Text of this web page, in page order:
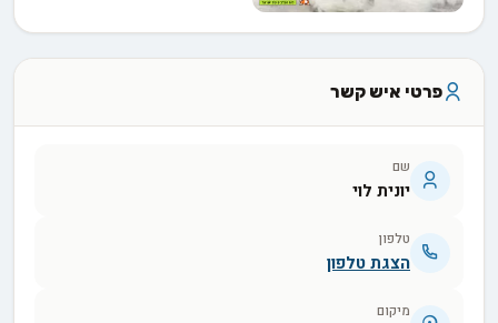
פרטי איש קשר
שם
יונית לוי
טלפון
הצגת טלפון
מיקום